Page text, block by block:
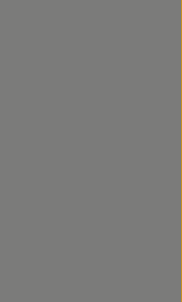
www.instagram.com/
https://t.me/s/hofmahlitzsch
zu https://www.facebook.com/